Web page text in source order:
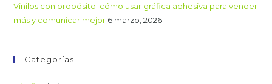
Vinilos con propósito: cómo usar gráfica adhesiva para vender
más y comunicar mejor 6 marzo, 2026
Categorías